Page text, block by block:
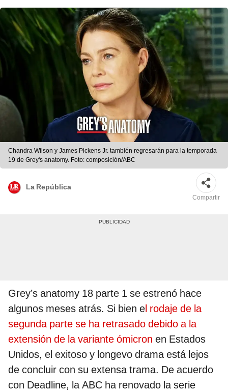
Chandra Wilson y James Pickens Jr. también regresarán para la temporada
19 de Grey's anatomy. Foto: composición/ABC
La República
Compartir
Grey’s anatomy 18 parte 1 se estrenó hace
algunos meses atrás. Si bien el rodaje de la
segunda parte se ha retrasado debido a la
extensión de la variante ómicron en Estados
Unidos, el exitoso y longevo drama está lejos
de concluir con su extensa trama. De acuerdo
con Deadline, la ABC ha renovado la serie